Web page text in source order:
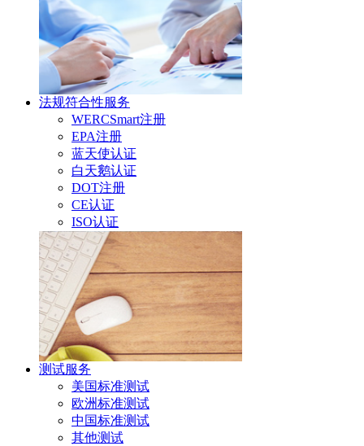
法规符合性服务
WERCSmart注册
EPA注册
蓝天使认证
白天鹅认证
DOT注册
CE认证
ISO认证
测试服务
美国标准测试
欧洲标准测试
中国标准测试
其他测试